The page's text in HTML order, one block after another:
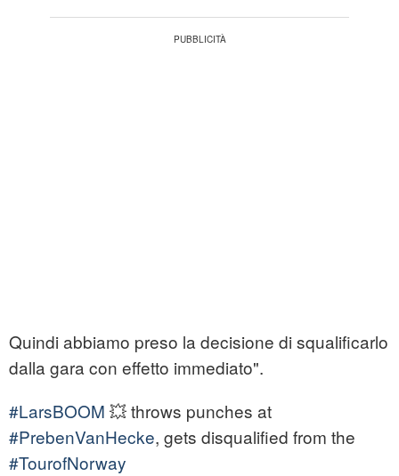
Quindi abbiamo preso la decisione di squalificarlo
dalla gara con effetto immediato".
#LarsBOOM 💥 throws punches at
#PrebenVanHecke, gets disqualified from the
#TourofNorway